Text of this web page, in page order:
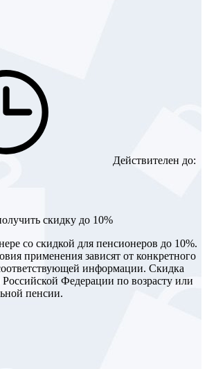
Действителен до:
скидку до 10%
со скидкой для пенсионеров до 10%.
применения зависят от конкретного
информации. Скидка
Федерации по возрасту или
пенсии.